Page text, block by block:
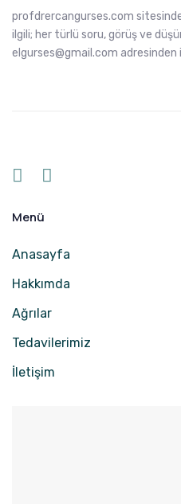
profdrercangurses.com
ilgili; her türlü soru, görüş ve
elgurses@gmail.com adresinden
Menü
Anasayfa
Hakkımda
Ağrılar
Tedavilerimiz
İletişim